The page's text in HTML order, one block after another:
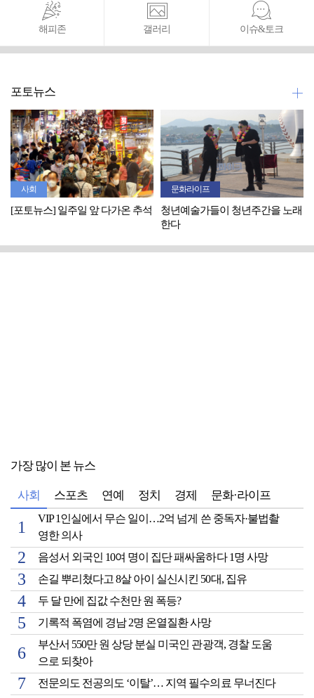
해피존 갤러리 이슈&토크
포토뉴스
사회
[포토뉴스] 일주일 앞 다가온 추석
문화라이프
청년예술가들이 청년주간을 노래
한다
가장 많이 본 뉴스
사회 스포츠 연예 정치 경제 문화·라이프
VIP 1인실에서 무슨 일이…2억 넘게 쓴 중독자·불법촬
영한 의사
음성서 외국인 10여 명이 집단 패싸움하다 1명 사망
손길 뿌리쳤다고 8살 아이 실신시킨 50대, 집유
두 달 만에 집값 수천만 원 폭등?
기록적 폭염에 경남 2명 온열질환 사망
부산서 550만 원 상당 분실 미국인 관광객, 경찰 도움
으로 되찾아
전문의도 전공의도 ‘이탈’… 지역 필수의료 무너진다